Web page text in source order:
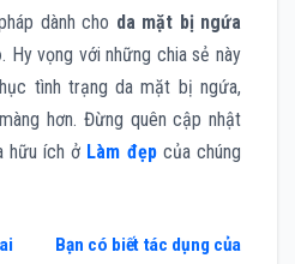
dành cho da mặt bị ngứa
. Hy vọng với những chia sẻ này
tình trạng da mặt bị ngứa,
hơn. Đừng quên cập nhật
hữu ích ở Làm đẹp của chúng
Bạn có biết tác dụng của